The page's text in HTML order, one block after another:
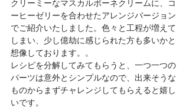
クリーミーなマスカルポーネクリームに、コ
ーヒーゼリーを合わせたアレンジバージョン
でご紹介いたしました。色々と工程が増えて
しまい、少し億劫に感じられた方も多いかと
想像しております。。
レシピを分解してみてもらうと、一つ一つの
パーツは意外とシンプルなので、出来そうな
ものからまずチャレンジしてもらえると嬉し
いです。